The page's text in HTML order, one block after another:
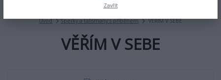
Úvod Šperky a talismany s příběhem VĚŘÍM V SEBE
VĚŘÍM V SEBE
Zavřít